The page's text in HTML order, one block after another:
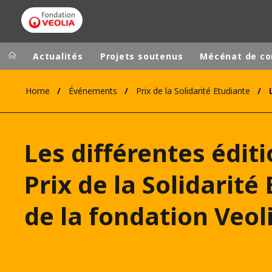
Groupe Veolia
CAMPUS
FONDATION
INSTITUT
Dans le
AMÉRIQUE
Actualités Projets soutenus Mécénat de
Home Événements Prix de la Solidarité Etudiante
Les différentes
Prix de la Solidarité
de la fondation